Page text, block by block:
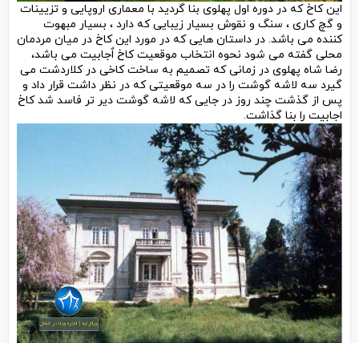
این کاخ که در دوره اول پهلوی بنا گردید با معماری اروپایی و تزیینات
و گچ کاری ، سنگ و نقوش بسیار زیبایی که دارد ، بسیار مبهوت
کننده می باشد. در داستان هایی که در مورد این کاخ در میان مردمان
محلی گفته می شود نحوه انتخاب موقعیت کاخ اٌجابیت می باشد،
رضا شاه پهلوی در زمانی که تصمیم به ساخت کاخی در کلاردشت می
گیرد سه لاشه گوشت را در سه موقعیتی که در نظر داشت قرار داد و
پس از گذشت چند روز در جایی که لاشه گوشت دیر تر فاسد شد کاخ
اجابیت را بنا گذاشت.